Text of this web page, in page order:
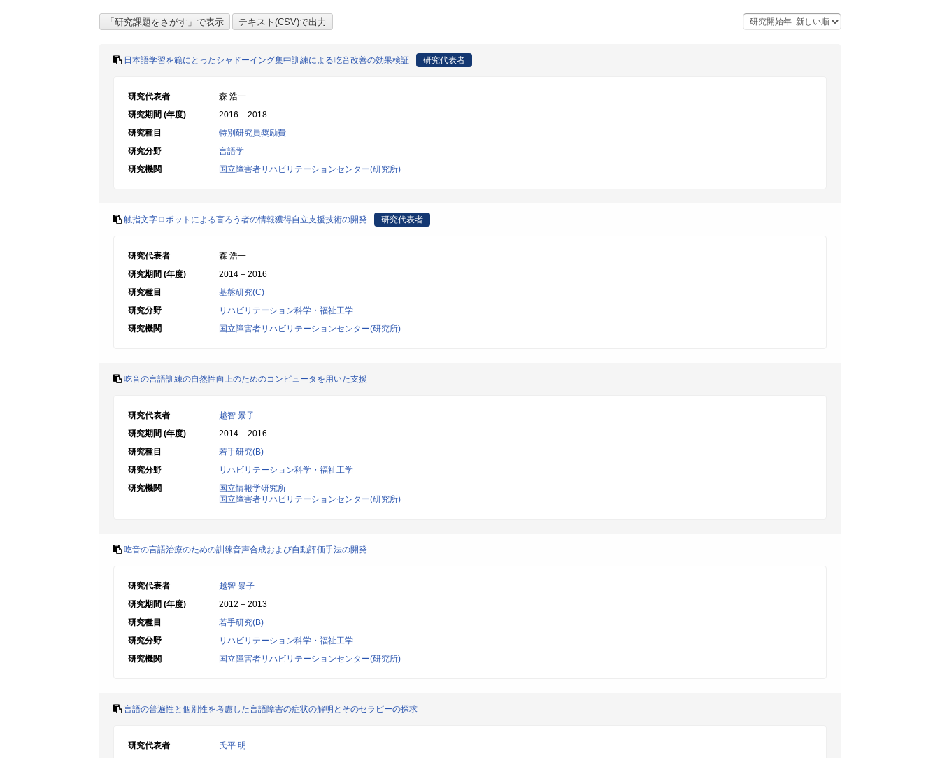
日本語学習を範にとったシャドーイング集中訓練による吃音改善の効果検証 研究代表者
研究代表者
森 浩一
研究期間 (年度)
2016 – 2018
研究種目
特別研究員奨励費
研究分野
言語学
研究機関
国立障害者リハビリテーションセンター(研究所)
触指文字ロボットによる盲ろう者の情報獲得自立支援技術の開発 研究代表者
研究代表者
森 浩一
研究期間 (年度)
2014 – 2016
研究種目
基盤研究(C)
研究分野
リハビリテーション科学・福祉工学
研究機関
国立障害者リハビリテーションセンター(研究所)
吃音の言語訓練の自然性向上のためのコンピュータを用いた支援
研究代表者
越智 景子
研究期間 (年度)
2014 – 2016
研究種目
若手研究(B)
研究分野
リハビリテーション科学・福祉工学
研究機関
国立情報学研究所
国立障害者リハビリテーションセンター(研究所)
吃音の言語治療のための訓練音声合成および自動評価手法の開発
研究代表者
越智 景子
研究期間 (年度)
2012 – 2013
研究種目
若手研究(B)
研究分野
リハビリテーション科学・福祉工学
研究機関
国立障害者リハビリテーションセンター(研究所)
言語の普遍性と個別性を考慮した言語障害の症状の解明とそのセラピーの探求
研究代表者
氏平 明